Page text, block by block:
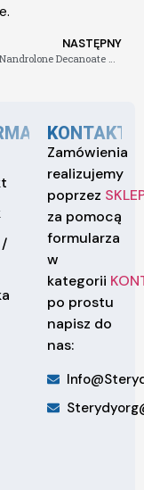
NASTĘPNY
5. Sarmy a Nandrolone Decanoate – co wybrać
KONTAKT
Zamówienia
realizujemy
poprzez
za pomocą
formularza
w
kategorii
po prostu
napisz do
nas: